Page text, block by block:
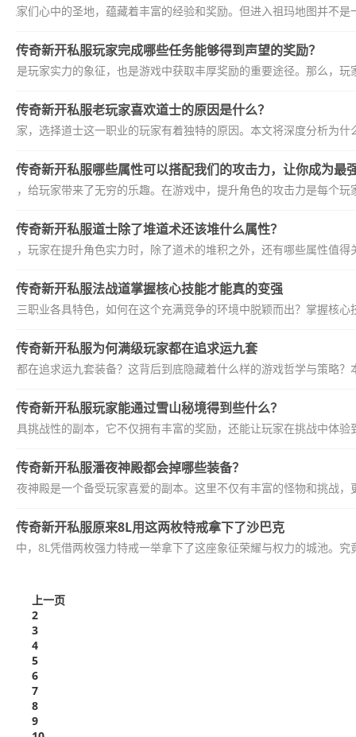
家们心中的圣地，蕴藏着丰富的经验和奖励。但进入祖玛地图并不
传奇新开私服玩家完成哪些任务能够得到声望的奖励？
是玩家实力的象征，也是游戏中获取丰厚奖励的重要途径。那么，
传奇新开私服老玩家喜欢道士的原因是什么？
家，选择道士这一职业的玩家有着独特的原因。本文将深度分析为
传奇新开私服哪些属性可以搭配我们的攻击力，让你成为最
，给玩家带来了无穷的乐趣。在游戏中，提升角色的攻击力是每个
传奇新开私服道士除了堆道术还该堆什么属性？
，玩家在提升角色实力时，除了道术的堆积之外，还有哪些属性值
传奇新开私服法战道掌握核心技能才能真的变强
三职业各具特色，如何在这个充满竞争的环境中脱颖而出？掌握核
传奇新开私服为何满级玩家都在追求运九套
都在追求运九套装备？这背后到底隐藏着什么样的游戏哲学与策略
传奇新开私服玩家能通过雪山秘境得到些什么？
具挑战性的副本，它不仅拥有丰富的奖励，还能让玩家在挑战中体
传奇新开私服潘夜神殿都会掉哪些装备？
潘夜神殿是一个备受玩家喜爱的副本。这里不仅有丰富的怪物和挑战
传奇新开私服原来8L用这两枚特戒拿下了沙巴克
中，8L凭借两枚强力特戒一举拿下了这座象征荣耀与权力的城池。
上一页
2
3
4
5
6
7
8
9